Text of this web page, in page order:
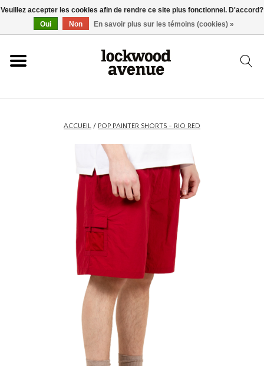
ACCUEIL
ACCUEIL / POP PAINTER SHORTS - RIO RED
Veuillez accepter les cookies afin de rendre ce site plus fonctionnel. D'accord?
Oui
Non En savoir plus sur les témoins (cookies) »